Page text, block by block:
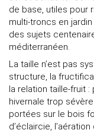
de base, utiles pour
multi-troncs en
des sujets
méditerranéen.
La taille n’est pas
structure, la
la relation taille-fruit
hivernale trop
portées sur le bois
d’éclaircie,